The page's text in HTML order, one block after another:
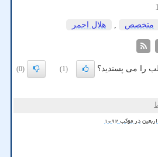
متخصص , هلال احمر
را می پسندید؟ (1)
(0)
در موکب ۱۰۹۲